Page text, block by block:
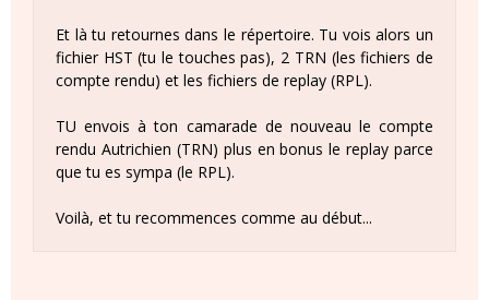
Et là tu retournes dans le répertoire. Tu vois alors un
fichier HST (tu le touches pas), 2 TRN (les fichiers de
compte rendu) et les fichiers de replay (RPL).
TU envois à ton camarade de nouveau le compte
rendu Autrichien (TRN) plus en bonus le replay parce
que tu es sympa (le RPL).
Voilà, et tu recommences comme au début...